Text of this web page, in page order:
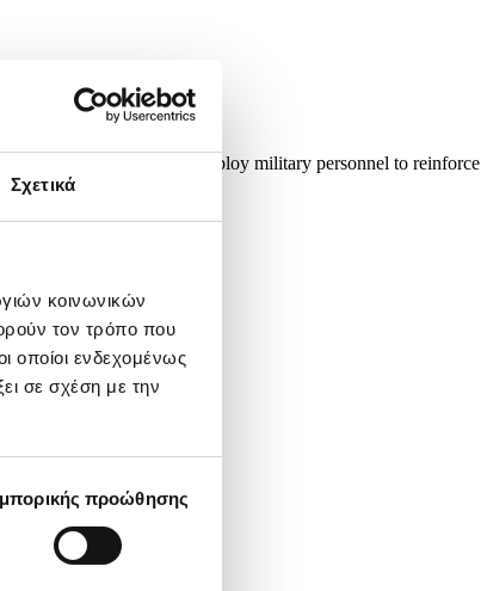
Σχετικά
κοινωνικών
τον τρόπο που
οποίοι ενδεχομένως
σε σχέση με την
προώθησης
on 16 March that it will deploy military personnel to reinforce
OLIVIER...